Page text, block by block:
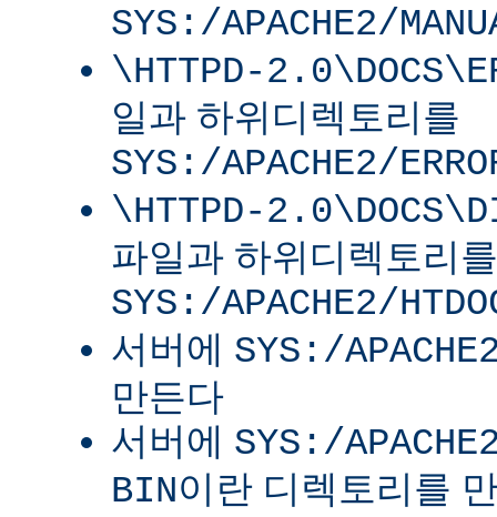
SYS:/APACHE2/
\HTTPD-
일과 하위디렉토리를
SYS:/APACHE2/
\HTTPD-
파일과 하위디렉토리를
SYS:/APACHE2/
서버에 SYS:/
만든다
서버에 SYS:/
BIN이란 디렉토리를